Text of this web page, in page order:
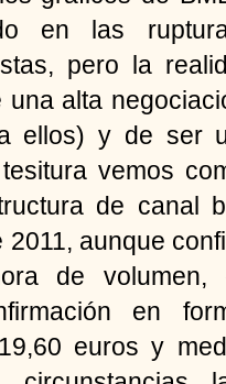
en las
pero la
una alta
ellos) y de ser
vemos
de canal
aunque
de volumen,
en
euros y